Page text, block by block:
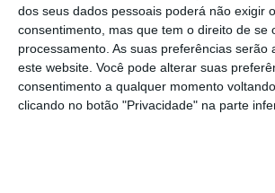
dos seus dados pessoais poderá não exigir
consentimento, mas que tem o direito de se
processamento. As suas preferências serão
este website. Você pode alterar suas
consentimento a qualquer momento
clicando no botão "Privacidade" na parte
ao valor de mercadoe que, já em
(ao abrigo do SREP – Supervisory
Evaluation Process) determinou
“teria de proceder a uma
‘justo valor’ destes fundos”.